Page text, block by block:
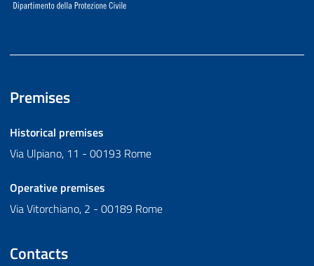
Premises
Historical premises
Via Ulpiano, 11 - 00193 Rome
Operative premises
Via Vitorchiano, 2 - 00189 Rome
Contacts